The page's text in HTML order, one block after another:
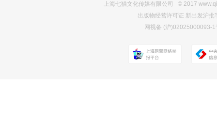
上海七猫文化传媒有限公司 © 2017
出版物经营许可证 新出发沪
网视备 (沪)02025000093-